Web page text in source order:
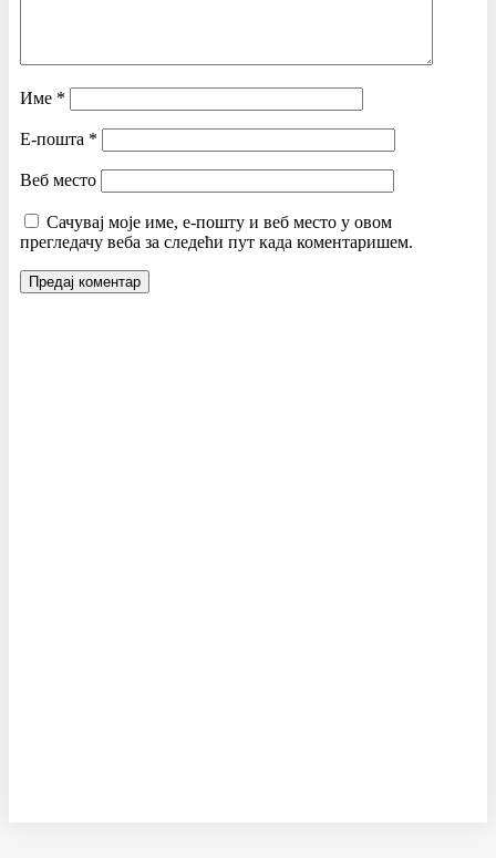
Име *
Е-пошта *
Веб место
Сачувај моје име, е-пошту и веб место у овом
прегледачу веба за следећи пут када коментаришем.